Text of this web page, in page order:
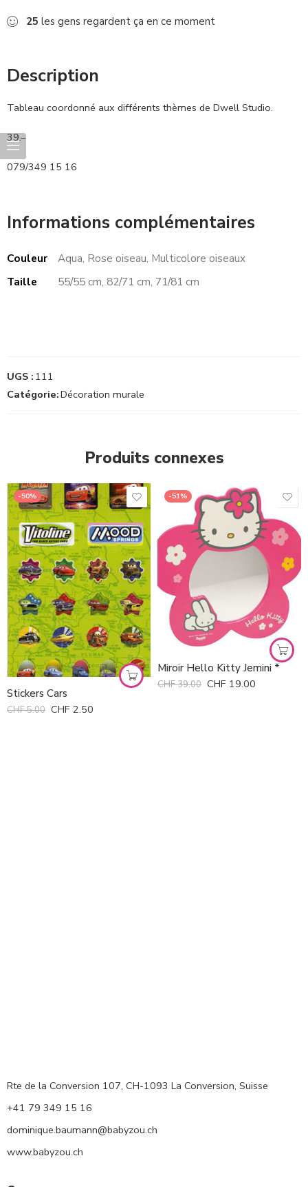
25 les gens regardent ça en ce moment
Description
Tableau coordonné aux différents thèmes de Dwell Studio.
39.–
079/349 15 16
Informations complémentaires
Couleur
Aqua, Rose oiseau, Multicolore oiseaux
Taille
55/55 cm, 82/71 cm, 71/81 cm
UGS : 111
Catégorie:Décoration murale
Produits connexes
-50%
Stickers Cars
CHF5.00 CHF 2.50
-51%
Miroir Hello Kitty Jemini *
CHF39.00 CHF 19.00
Rte de la Conversion 107, CH-1093 La Conversion, Suisse
+41 79 349 15 16
dominique.baumann@babyzou.ch
www.babyzou.ch